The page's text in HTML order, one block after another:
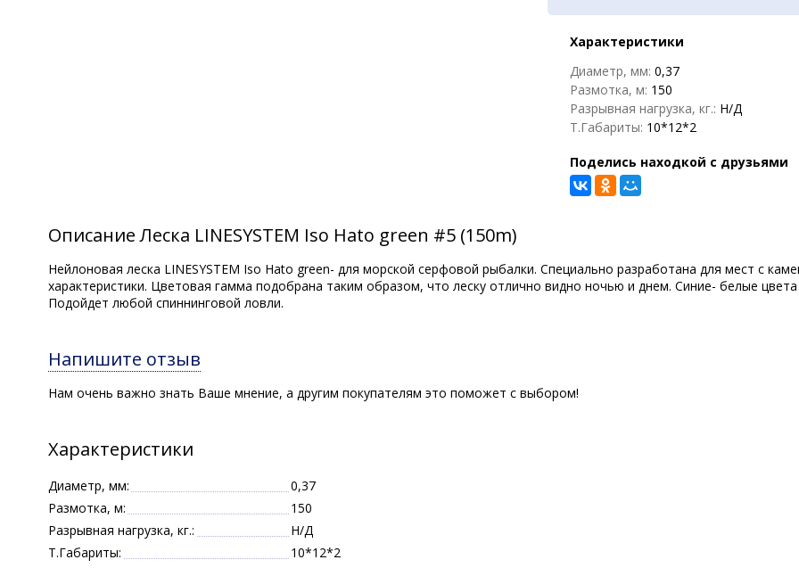
Характеристики
Диаметр, мм: 0,37
Размотка, м: 150
Разрывная нагрузка, кг.: Н/Д
Т.Габариты: 10*12*2
Поделись находкой с друзьями
Описание Леска LINESYSTEM Iso Hato green #5 (150m)
Нейлоновая леска LINESYSTEM Iso Hato green- для морской серфовой рыбалки. Специально разработана для мест с
характеристики. Цветовая гамма подобрана таким образом, что леску отлично видно ночью и днем. Синие- белые
Подойдет любой спиннинговой ловли.
Напишите отзыв
Нам очень важно знать Ваше мнение, а другим покупателям это поможет с выбором!
Характеристики
Диаметр, мм:
0,37
Размотка, м:
150
Разрывная нагрузка, кг.:
Н/Д
Т.Габариты:
10*12*2